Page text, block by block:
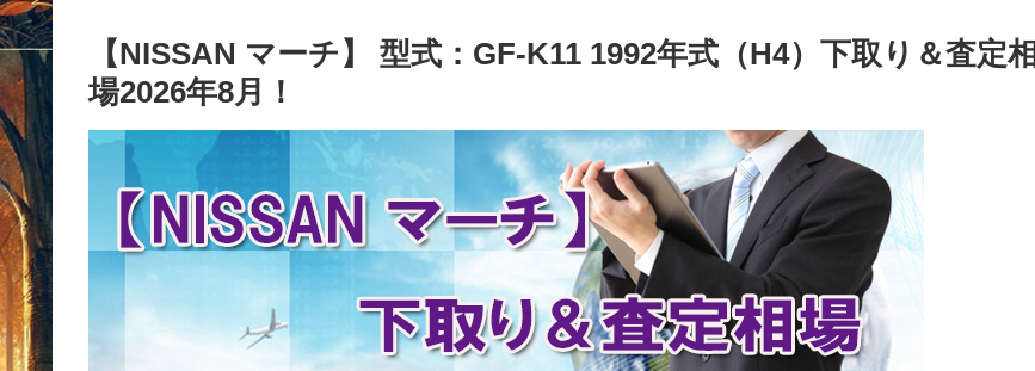
【NISSAN マーチ】 型式：GF-K11 1992年式（H4）下取り＆査定相
場2026年8月！